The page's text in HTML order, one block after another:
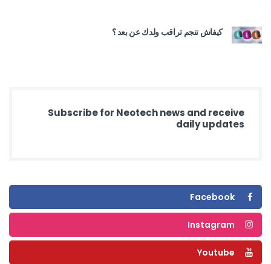
كيفاش تنجم تراقب ولدك عن بعد ؟
Subscribe for Neotech news and receive
daily updates
Facebook
Instagram
Youtube